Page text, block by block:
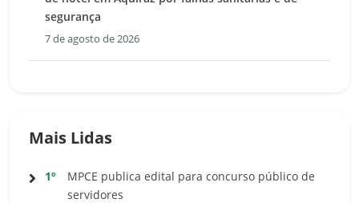
segurança
7 de agosto de 2026
Mais Lidas
1º
MPCE publica edital para concurso público de
servidores